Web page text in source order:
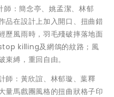
師：簡念亭、姚孟潔、林郁
品在設計上加入開口、扭曲錯
歷風雨時，羽毛殘破摔落地面
killing及網鴿的紋路；風
縛，重回自由。
師：黃欣誼、林郁璇、葉釋
量馬戲團風格的扭曲狀格子印